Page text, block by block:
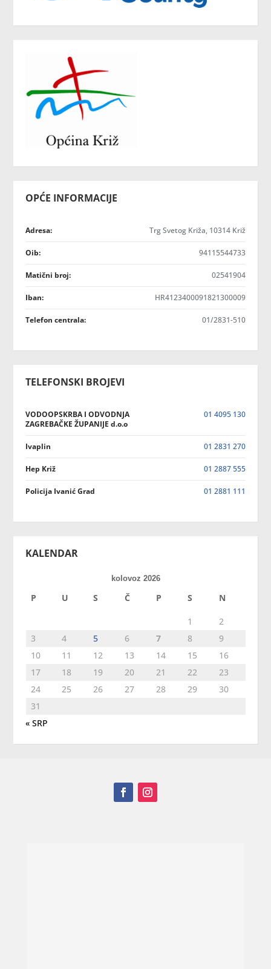
OPĆE INFORMACIJE
Adresa: Trg Svetog Križa, 10314 Križ
Oib: 94115544733
Matični broj: 02541904
Iban: HR4123400091821300009
Telefon centrala: 01/2831-510
TELEFONSKI BROJEVI
VODOOPSKRBA I ODVODNJA
ZAGREBAČKE ŽUPANIJE d.o.o
01 4095 130
Ivaplin 01 2831 270
Hep Križ 01 2887 555
Policija Ivanić Grad 01 2881 111
KALENDAR
kolovoz 2026
P U S Č P S N
1
2
3
4 5 6 7 8
9
10
11 12 13 14 15
16
17
18 19 20 21 22
23
24
25 26 27 28 29
30
31
« SRP